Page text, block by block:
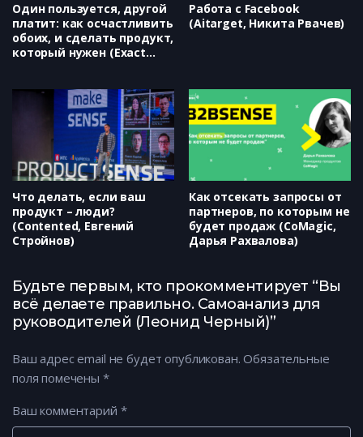
Один пользуется, другой
платит: как осчастливить
обоих, и сделать продукт,
который нужен (Exact
Работа с Facebook
(Aitarget, Никита Рвачев)
Что делать, если ваш
продукт – люди?
(Contented, Евгений
Стройнов)
Как отсекать запросы от
партнеров, по которым не
будет продаж (CoMagic,
Дарья Рахвалова)
Будьте первым, кто прокомментирует “Вы
всё делаете правильно. Самоанализ для
руководителей (Леонид Черный)”
Ваш адрес email не будет опубликован. Обязательные
поля помечены *
Ваш комментарий *